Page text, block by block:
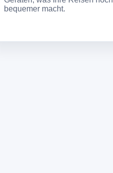
bequemer macht.